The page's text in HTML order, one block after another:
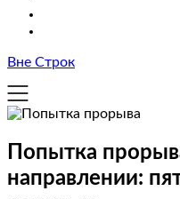
Вне Строк
Попытка
направлении: